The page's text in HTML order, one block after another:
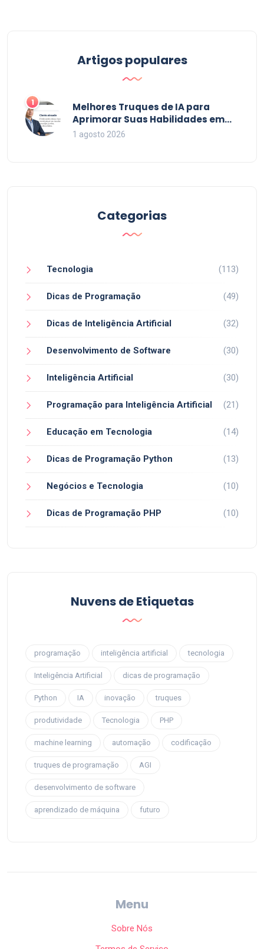
Artigos populares
1
Melhores Truques de IA para
Aprimorar Suas Habilidades em
2026
1 agosto 2026
Categorias
Tecnologia (113)
Dicas de Programação (49)
Dicas de Inteligência Artificial (32)
Desenvolvimento de Software (30)
Inteligência Artificial (30)
Programação para Inteligência Artificial (21)
Educação em Tecnologia (14)
Dicas de Programação Python (13)
Negócios e Tecnologia (10)
Dicas de Programação PHP (10)
Nuvens de Etiquetas
programação inteligência artificial tecnologia
Inteligência Artificial dicas de programação
Python IA inovação truques
produtividade Tecnologia PHP
machine learning automação codificação
truques de programação AGI
desenvolvimento de software
aprendizado de máquina futuro
Menu
Sobre Nós